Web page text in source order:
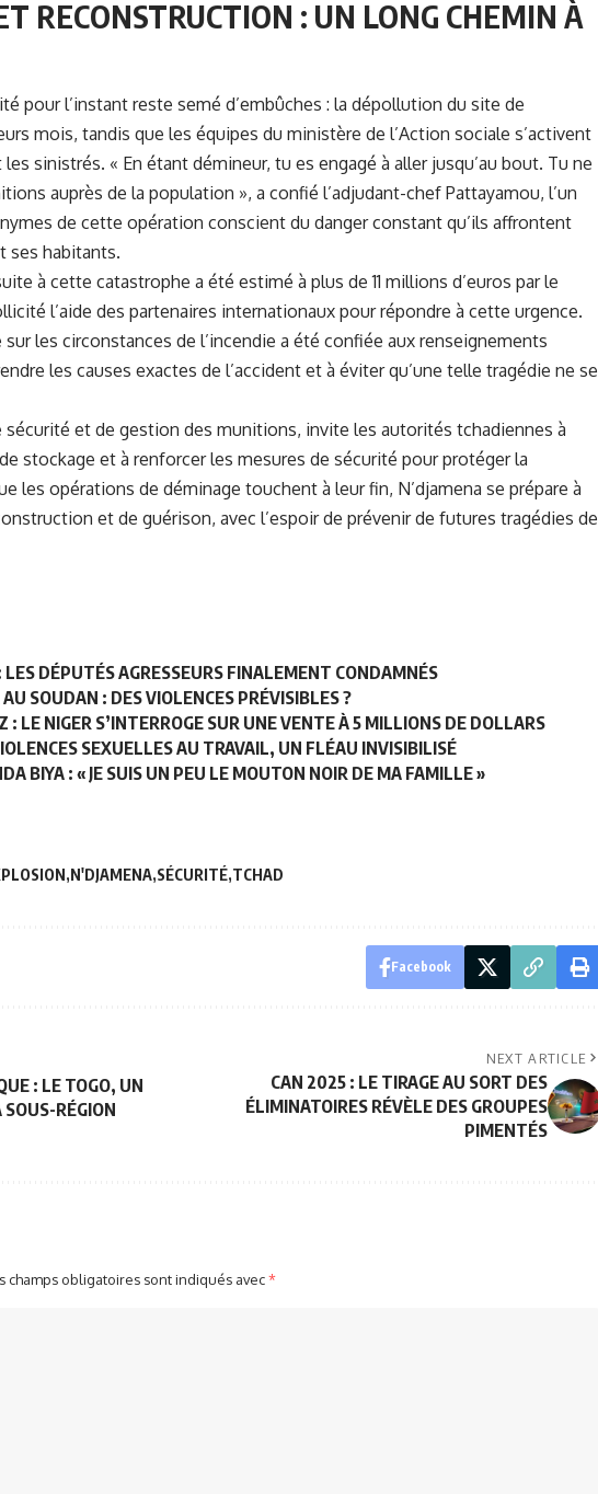
RECONSTRUCTION : UN LONG CHEMIN À
pour l’instant reste semé d’embûches : la dépollution du site de
mois, tandis que les équipes du ministère de l’Action sociale s’activent
sinistrés. « En étant démineur, tu es engagé à aller jusqu’au bout. Tu ne
auprès de la population », a confié l’adjudant-chef Pattayamou, l’un
de cette opération conscient du danger constant qu’ils affrontent
ses habitants.
à cette catastrophe a été estimé à plus de 11 millions d’euros par le
l’aide des partenaires internationaux pour répondre à cette urgence.
sur les circonstances de l’incendie a été confiée aux renseignements
les causes exactes de l’accident et à éviter qu’une telle tragédie ne se
sécurité et de gestion des munitions, invite les autorités tchadiennes à
stockage et à renforcer les mesures de sécurité pour protéger la
les opérations de déminage touchent à leur fin, N’djamena se prépare à
et de guérison, avec l’espoir de prévenir de futures tragédies de
LES DÉPUTÉS AGRESSEURS FINALEMENT CONDAMNÉS
SOUDAN : DES VIOLENCES PRÉVISIBLES ?
: LE NIGER S’INTERROGE SUR UNE VENTE À 5 MILLIONS DE DOLLARS
SEXUELLES AU TRAVAIL, UN FLÉAU INVISIBILISÉ
BIYA : « JE SUIS UN PEU LE MOUTON NOIR DE MA FAMILLE »
N'DJAMENA SÉCURITÉ TCHAD
Facebook
: LE TOGO, UN
RÉGION
NEXT ARTICLE
CAN 2025 : LE TIRAGE AU SORT DES
ÉLIMINATOIRES RÉVÈLE DES GROUPES
PIMENTÉS
champs obligatoires sont indiqués avec*